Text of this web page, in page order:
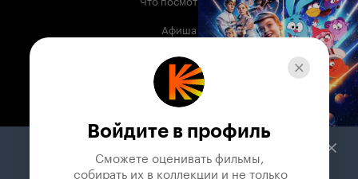
Афиша
Музыка
Телепрограмма
Служба поддержки
Войдите в профиль
Сможете оценивать фильмы,
собирать их в коллекции и не только